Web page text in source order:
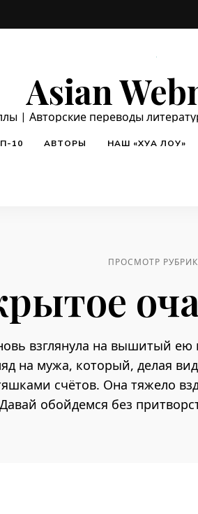
Asian
| Авторские переводы
10 АВТОРЫ НАШ «ХУА ЛОУ»
ПРОСМОТР
взглянула на вышитый ею
на мужа, который, делая
счётов. Она тяжело
обойдемся без